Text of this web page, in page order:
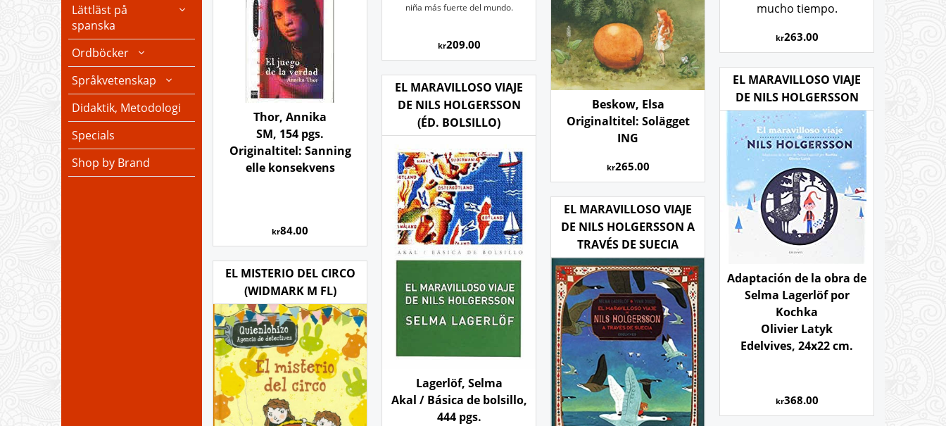
Lättläst på
spanska
Ordböcker
Språkvetenskap
Didaktik, Metodologi
Specials
Shop by Brand
niña más fuerte del mundo.
kr209.00
mucho tiempo.
kr263.00
Beskow, Elsa
Originaltitel: Solägget
ING
kr265.00
Thor, Annika
SM, 154 pgs.
Originaltitel: Sanning
elle konsekvens
kr84.00
EL MARAVILLOSO VIAJE
DE NILS HOLGERSSON
Adaptación de la obra de
Selma Lagerlöf por
Kochka
Olivier Latyk
Edelvives, 24x22 cm.
kr368.00
EL MARAVILLOSO VIAJE
DE NILS HOLGERSSON
(ÉD. BOLSILLO)
Lagerlöf, Selma
Akal / Básica de bolsillo,
444 pgs.
EL MARAVILLOSO VIAJE
DE NILS HOLGERSSON A
TRAVÉS DE SUECIA
EL MISTERIO DEL CIRCO
(WIDMARK M FL)